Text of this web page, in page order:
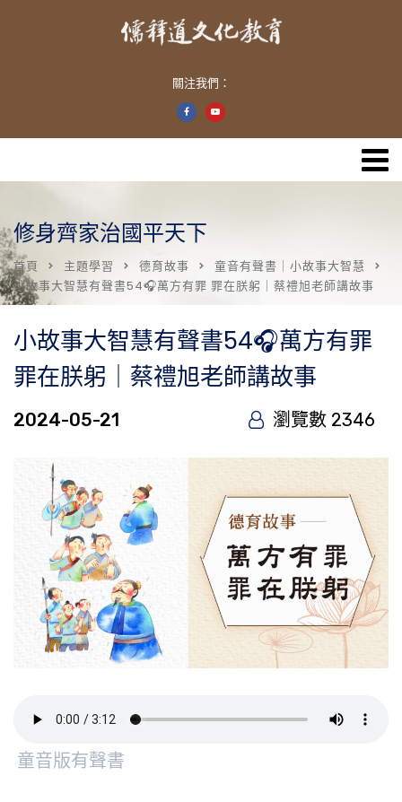
關注我們：
修身齊家治國平天下
首頁 主題學習 德育故事
童音有聲書｜小故事大智慧
小故事大智慧有聲書54🎧萬方有罪 罪在朕躬｜蔡禮旭老師講故事
小故事大智慧有聲書54🎧萬方有罪
罪在朕躬｜蔡禮旭老師講故事
2024-05-21 瀏覽數 2346
童音版有聲書